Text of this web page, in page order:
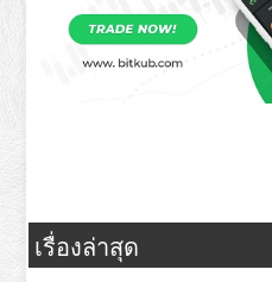
เรื่องล่าสุด